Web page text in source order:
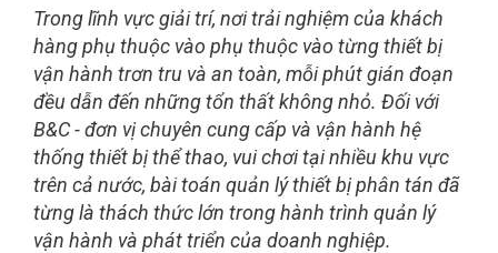
Trong lĩnh vực giải trí, nơi trải nghiệm của khách
hàng phụ thuộc vào phụ thuộc vào từng thiết bị
vận hành trơn tru và an toàn, mỗi phút gián đoạn
đều dẫn đến những tổn thất không nhỏ. Đối với
B&C - đơn vị chuyên cung cấp và vận hành hệ
thống thiết bị thể thao, vui chơi tại nhiều khu vực
trên cả nước, bài toán quản lý thiết bị phân tán đã
từng là thách thức lớn trong hành trình quản lý
vận hành và phát triển của doanh nghiệp.